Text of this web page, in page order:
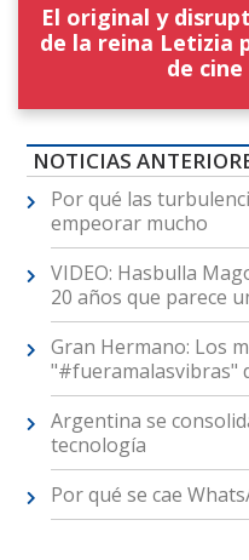
El original y
de la reina Letizia
de
NOTICIAS
Por qué las
empeorar mucho
VIDEO: Hasbulla
20 años que parece
Gran Hermano: Los
"#fueramalasvibras"
Argentina se
tecnología
Por qué se cae